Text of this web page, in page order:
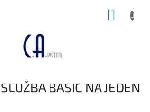
BASIC NA JEDEN